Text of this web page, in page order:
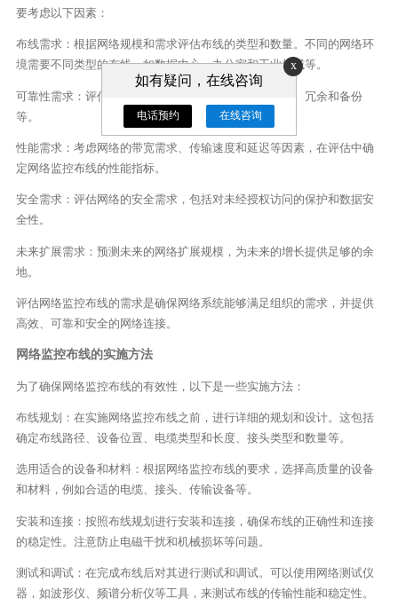
要考虑以下因素：
布线需求：根据网络规模和需求评估布线的类型和数量。不同的网络环
境需要不同类型的布线，如数据中心、办公室和工业领域等。
可靠性需求：评估网络的可靠性需求，包括故障容忍性、冗余和备份
等。
性能需求：考虑网络的带宽需求、传输速度和延迟等因素，在评估中确
定网络监控布线的性能指标。
安全需求：评估网络的安全需求，包括对未经授权访问的保护和数据安
全性。
未来扩展需求：预测未来的网络扩展规模，为未来的增长提供足够的余
地。
评估网络监控布线的需求是确保网络系统能够满足组织的需求，并提供
高效、可靠和安全的网络连接。
网络监控布线的实施方法
为了确保网络监控布线的有效性，以下是一些实施方法：
布线规划：在实施网络监控布线之前，进行详细的规划和设计。这包括
确定布线路径、设备位置、电缆类型和长度、接头类型和数量等。
选用适合的设备和材料：根据网络监控布线的要求，选择高质量的设备
和材料，例如合适的电缆、接头、传输设备等。
安装和连接：按照布线规划进行安装和连接，确保布线的正确性和连接
的稳定性。注意防止电磁干扰和机械损坏等问题。
测试和调试：在完成布线后对其进行测试和调试。可以使用网络测试仪
器，如波形仪、频谱分析仪等工具，来测试布线的传输性能和稳定性。
x
如有疑问，在线咨询
电话预约 在线咨询